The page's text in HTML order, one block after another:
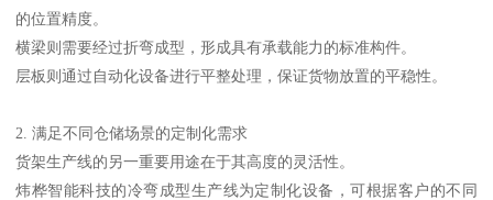
的位置精度。
横梁则需要经过折弯成型，形成具有承载能力的标准构件。
层板则通过自动化设备进行平整处理，保证货物放置的平稳性。
2. 满足不同仓储场景的定制化需求
货架生产线的另一重要用途在于其高度的灵活性。
炜桦智能科技的冷弯成型生产线为定制化设备，可根据客户的不同